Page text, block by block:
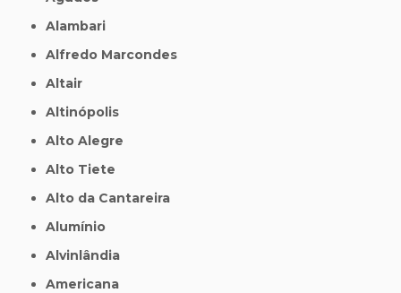
Alambari
Alfredo Marcondes
Altair
Altinópolis
Alto Alegre
Alto Tiete
Alto da Cantareira
Alumínio
Alvinlândia
Americana